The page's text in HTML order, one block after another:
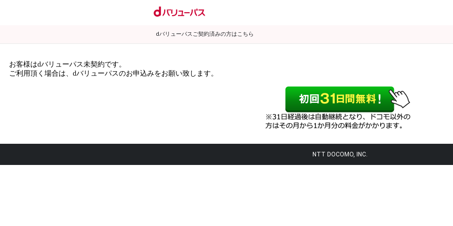
dバリューパスご契約済みの方はこちら
お客様はdバリューパス未契約です。
ご利用頂く場合は、dバリューパスのお申込みをお願い致します。
NTT DOCOMO, INC.